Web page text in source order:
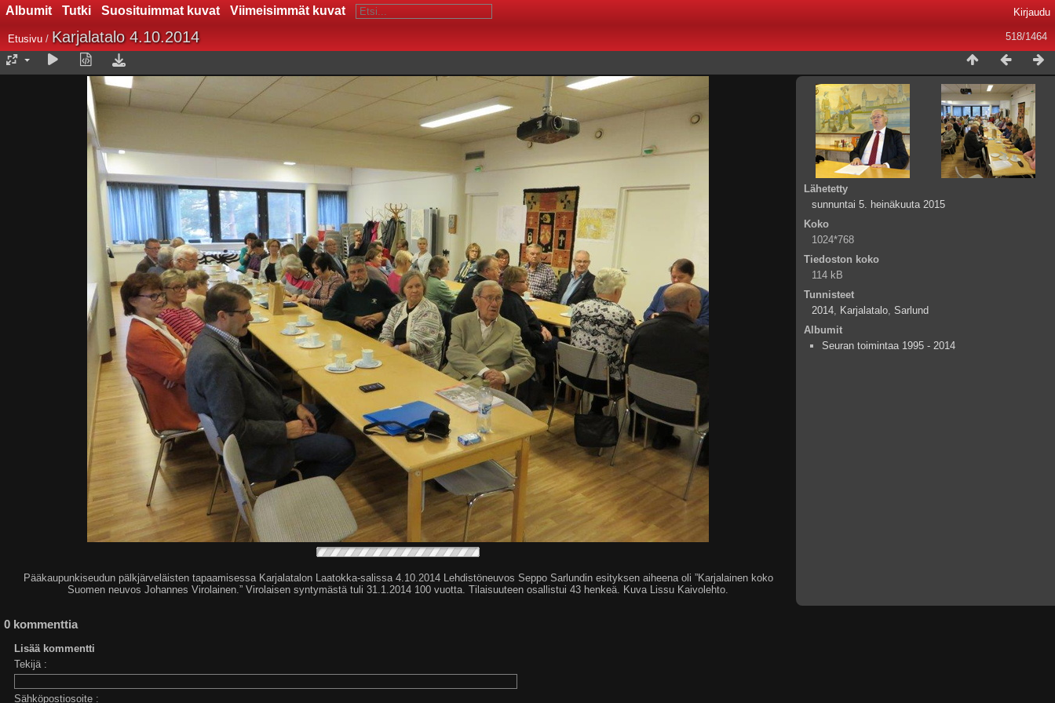
Albumit Tutki Suosituimmat kuvat Viimeisimmät kuvat Kirjaudu
518/1464
Etusivu / Karjalatalo 4.10.2014
Pääkaupunkiseudun pälkjärveläisten tapaamisessa Karjalatalon Laatokka-salissa 4.10.2014 Lehdistöneuvos Seppo Sarlundin esityksen aiheena oli ”Karjalainen koko
Suomen neuvos Johannes Virolainen.” Virolaisen syntymästä tuli 31.1.2014 100 vuotta. Tilaisuuteen osallistui 43 henkeä. Kuva Lissu Kaivolehto.
Lähetetty
sunnuntai 5. heinäkuuta 2015
Koko
1024*768
Tiedoston koko
114 kB
Tunnisteet
2014, Karjalatalo, Sarlund
Albumit
Seuran toimintaa 1995 - 2014
0 kommenttia
Lisää kommentti
Tekijä :
Sähköpostiosoite :